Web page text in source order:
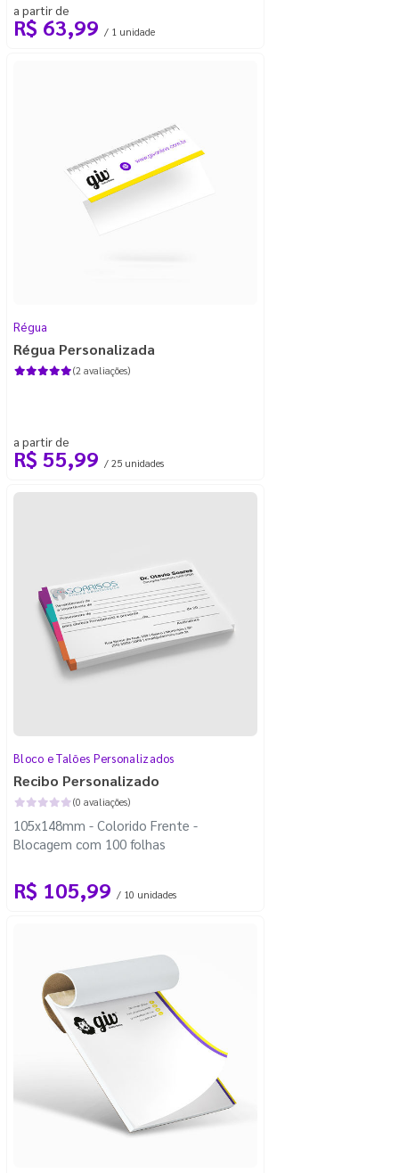
a partir de
R$ 63,99 / 1 unidade
Régua
Régua Personalizada
(2 avaliações)
a partir de
R$ 55,99 / 25 unidades
Bloco e Talões Personalizados
Recibo Personalizado
(0 avaliações)
105x148mm - Colorido Frente -
Blocagem com 100 folhas
R$ 105,99 / 10 unidades